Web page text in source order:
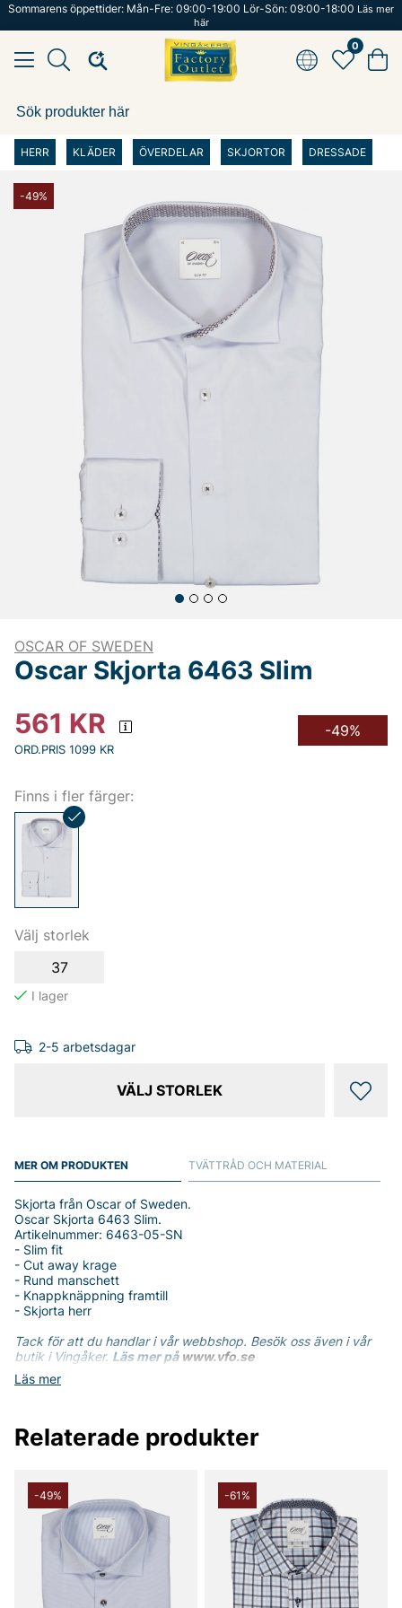
Sommarens öppettider: Mån-Fre: 09:00-19:00 Lör-Sön: 09:00-18:00 Läs mer
här
0
HERR KLÄDER ÖVERDELAR SKJORTOR DRESSADE
-49%
OSCAR OF SWEDEN
Oscar Skjorta 6463 Slim
561 KR
ORD.PRIS 1099 KR
-49%
Finns i fler färger:
Välj storlek
37
2-5 arbetsdagar
VÄLJ STORLEK
MER OM PRODUKTEN
Läs mer
Skjorta från Oscar of Sweden.
Oscar Skjorta 6463 Slim.
Artikelnummer: 6463-05-SN
- Slim fit
- Cut away krage
- Rund manschett
- Knappknäppning framtill
- Skjorta herr
Tack för att du handlar i vår webbshop. Besök oss även i vår
butik i Vingåker. Läs mer på www.vfo.se
TVÄTTRÅD OCH MATERIAL
Relaterade produkter
-49% -61%